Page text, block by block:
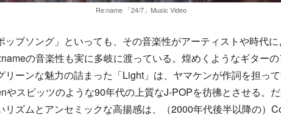
Re:name 「24/7」Music Video
プソング」といっても、その音楽性がアーティストや時代
の音楽性も実に多岐に渡っている。煌めくようなギター
リーンな魅力の詰まった「Light」は、ヤマケンが作詞を担っ
やスピッツのような90年代の上質なJ-POPを彷彿とさせる。
リズムとアンセミックな高揚感は、（2000年代後半以降の）